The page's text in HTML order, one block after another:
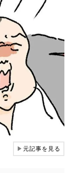
▶元記事を見る